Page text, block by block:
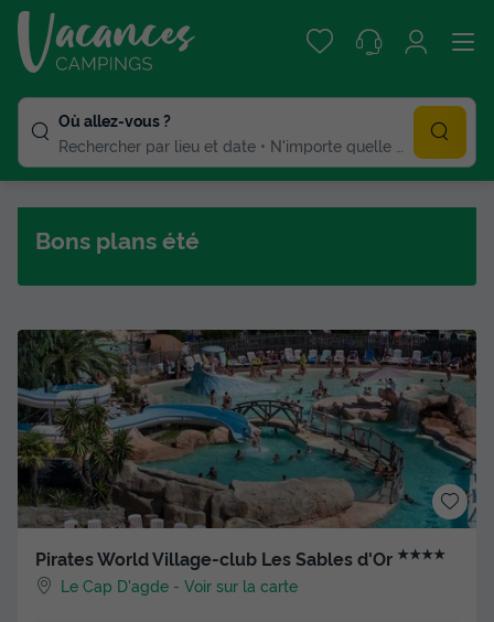
Où allez-vous ?
Rechercher par lieu et date
N'importe quelle duree
Bons plans été
Pirates World Village-club Les Sables d'Or ★★★★
Le Cap D'agde -Voir sur la carte